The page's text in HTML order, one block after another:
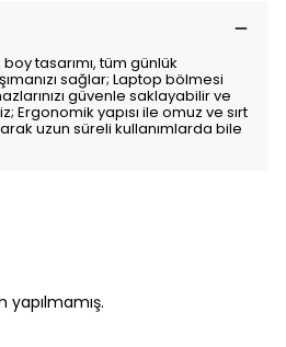
tasarımı, tüm günlük
sağlar; Laptop bölmesi
güvenle saklayabilir ve
Ergonomik yapısı ile omuz ve sırt
uzun süreli kullanımlarda bile